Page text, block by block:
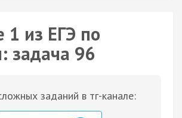
1 из ЕГЭ по
задача 96
заданий в тг-канале: